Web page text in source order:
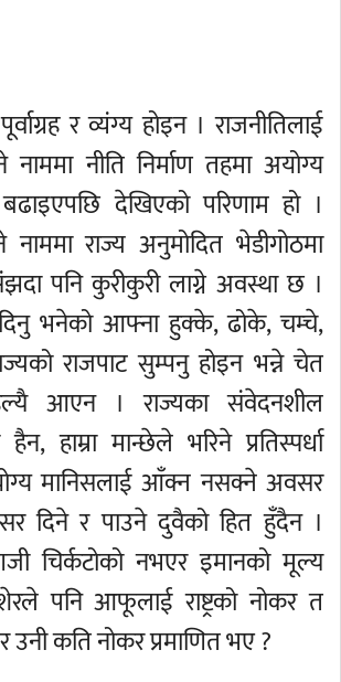
र व्यंग्य होइन । राजनीतिलाई
नीति निर्माण तहमा अयोग्य
देखिएको परिणाम हो ।
नाममा राज्य अनुमोदित भेडीगोठमा
पनि कुरीकुरी लाग्ने अवस्था छ ।
भनेको आफ्ना हुक्के, ढोके, चम्चे,
राजपाट सुम्पनु होइन भन्ने चेत
आएन । राज्यका संवेदनशील
हैन, हाम्रा मान्छेले भरिने प्रतिस्पर्धा
मानिसलाई आँक्न नसक्ने अवसर
दिने र पाउने दुवैको हित हुँदैन ।
चिर्कटोको नभएर इमानको मूल्य
पनि आफूलाई राष्ट्रको नोकर त
कति नोकर प्रमाणित भए ?